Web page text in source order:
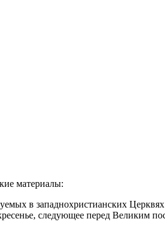
материалы:
в западнохристианских
следующее перед Великим